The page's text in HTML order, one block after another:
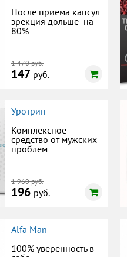
После приема капсул
эрекция дольше на
80%
1 470 руб.
147 руб.
Уротрин
Комплексное
средство от мужских
проблем
1 960 руб.
196 руб.
Alfa Man
100% уверенность в